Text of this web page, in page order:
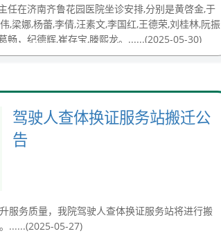
任在济南齐鲁花园医院坐诊安排,分别是黄啓金,于
,梁娜,杨蕾,李倩,汪素文,李国红,王德荣,刘桂林,阮振
畅，纪德辉,崔存宝,滕熙龙。......(2025-05-30)
驾驶人查体换证服务站搬迁公
告
服务质量，我院驾驶人查体换证服务站将进行搬
......(2025-05-27)